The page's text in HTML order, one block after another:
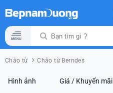
Chảo từ Chảo từ Berndes
Hình ảnh Giá / Khuyến mãi